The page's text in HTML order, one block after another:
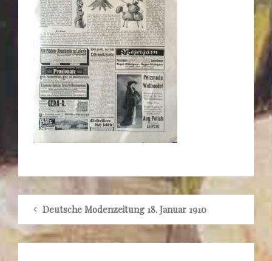
Deutsche Modenzeitung 18. Januar 1910